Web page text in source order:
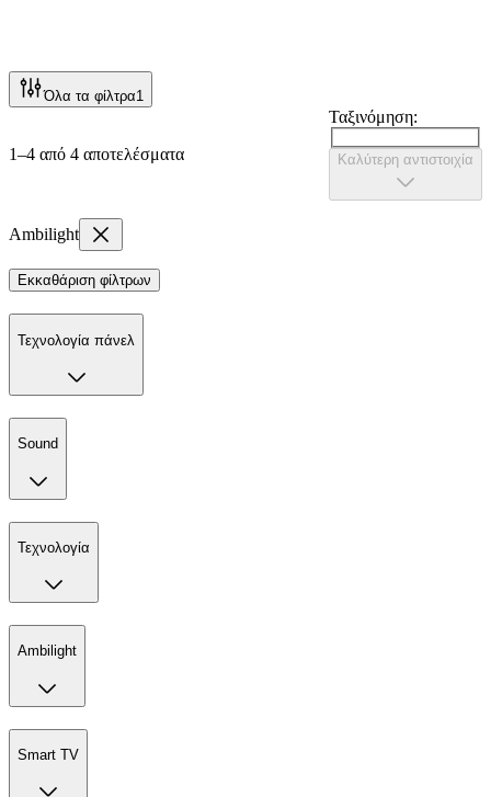
Όλα τα φίλτρα1
1–4 από 4 αποτελέσματα
Ταξινόμηση:
Καλύτερη αντιστοιχία
Ambilight
Εκκαθάριση φίλτρων
Τεχνολογία πάνελ
Sound
Τεχνολογία
Ambilight
Smart TV